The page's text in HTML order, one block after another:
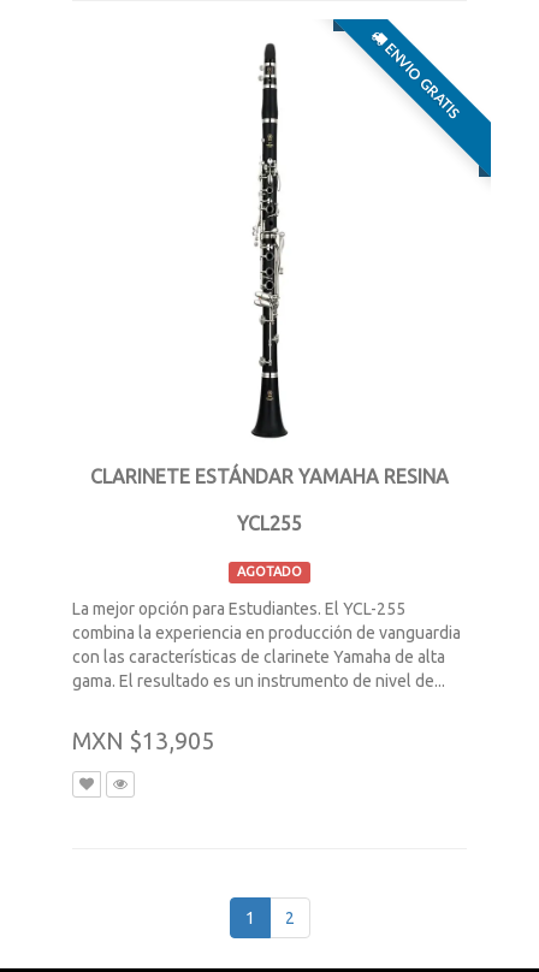
ENVIO GRATIS
CLARINETE ESTÁNDAR YAMAHA RESINA
YCL255
AGOTADO
La mejor opción para Estudiantes. El YCL-255
combina la experiencia en producción de vanguardia
con las características de clarinete Yamaha de alta
gama. El resultado es un instrumento de nivel de...
MXN $13,905
1 2